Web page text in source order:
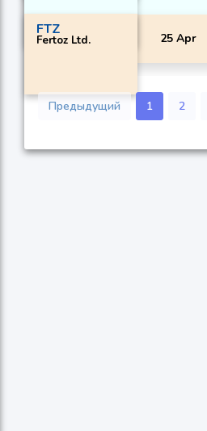
FTZ
Fertoz Ltd. 25 Apr
Предыдущий 1 2